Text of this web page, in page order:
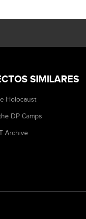
SIMILARES
Holocaust
DP Camps
Archive